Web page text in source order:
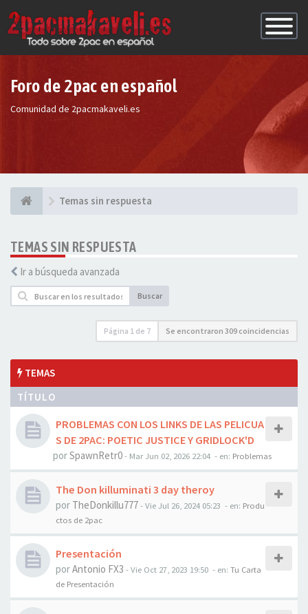
de
Foro de 2pac en español
Comunidad de 2pacmakaveli.es
Temas sin respuesta
TEMAS SIN RESPUESTA
Ir a búsqueda avanzada
Buscar
Página 1 de 7 Se encontraron 309 coincidencias
TEMAS
TÍTULO
PROBLEMAS CON LOS LINKS DE LAS PELICUA
S DE 2PAC: POETIC JUSTICE Y GRIDLOCK'D
porSpawnRetr0- Mar Jun 02, 2026 22:04 - en: Problemas
The Don killuminati 3 day theroy
por TheDonkillu777-Vie Jul 26, 2024 05:23 - en: Produ
ctos de 2pac
Presentación
porAntonio FX3 -Vie Oct 27, 2023 19:50 - en: Tu Carta
de Presentación